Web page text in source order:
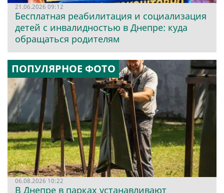
21.06.2026 09:12
Бесплатная реабилитация и социализация
детей с инвалидностью в Днепре: куда
обращаться родителям
ПОПУЛЯРНОЕ ФОТО
06.08.2026 10:22
В Днепре в парках устанавливают